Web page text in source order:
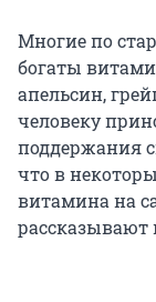
Многие по
богаты
апельсин,
человеку
поддержания
что в
витамина на
рассказывают